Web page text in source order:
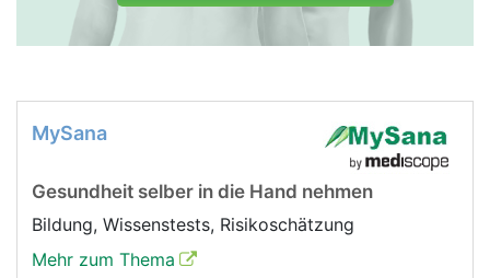
MySana
Gesundheit selber in die Hand nehmen
Bildung, Wissenstests, Risikoschätzung
Mehr zum Thema